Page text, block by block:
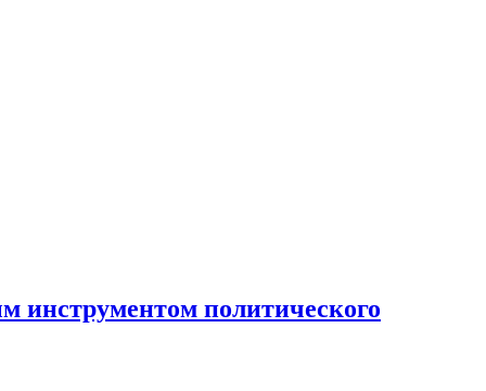
инструментом политического